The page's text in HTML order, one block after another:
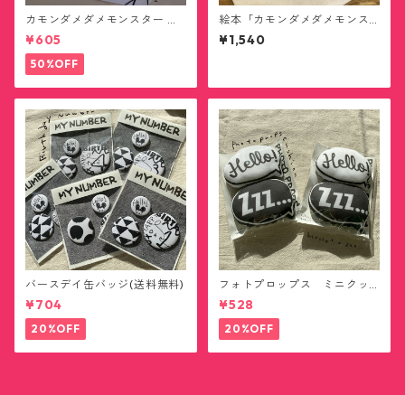
カモンダメダメモンスター ハ
ンカチタオル(送料無料)
¥605
50%OFF
絵本「カモンダメダメモンス
ター」トートバッグ付き(送料
無料)
¥1,540
バースデイ缶バッジ(送料無料)
¥704
20%OFF
フォトプロップス ミニクッ
ション(送料無料)
¥528
20%OFF